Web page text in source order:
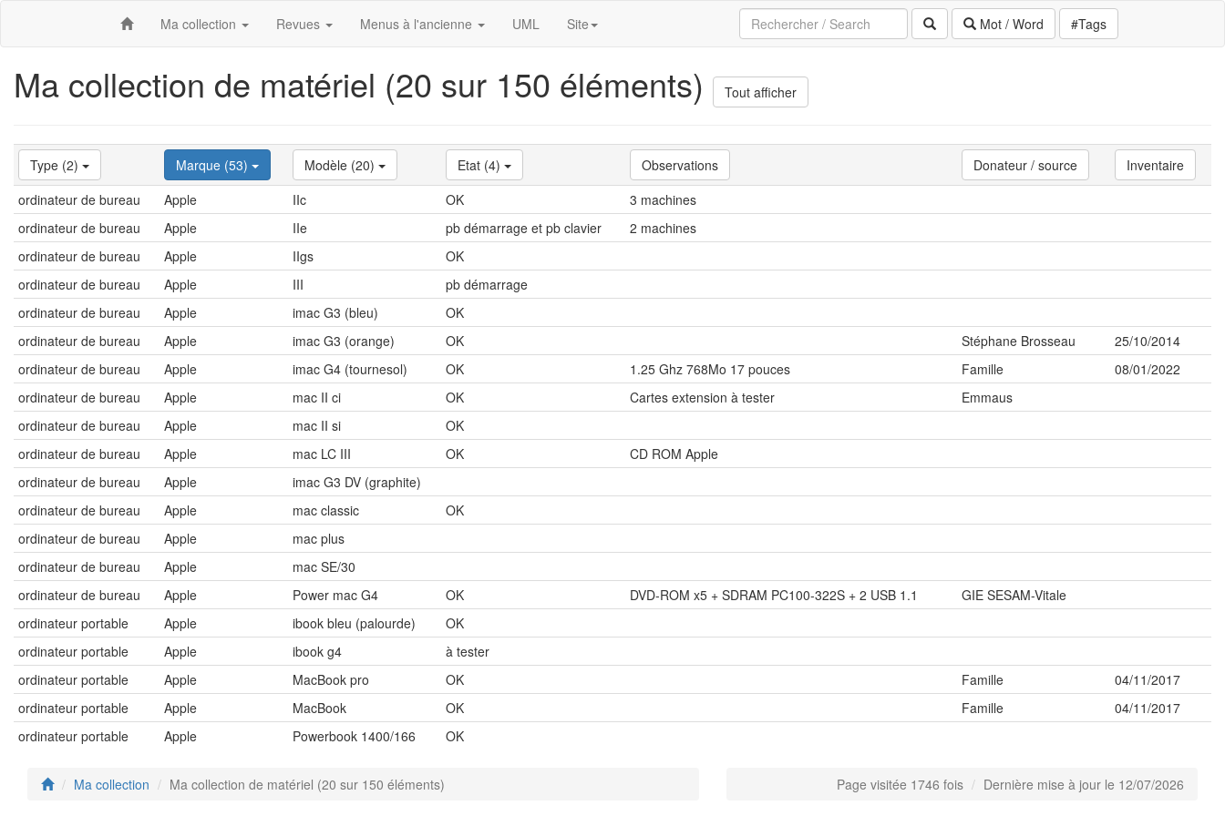
Ma collection Revues Menus à l'ancienne UML Site Mot / Word #Tags
Ma collection de matériel (20 sur 150 éléments) Tout afficher
Type (2) Marque (53) Modèle (20) Etat (4) Observations Donateur / source
Inventaire
ordinateur de bureau
Apple IIc OK
3 machines
ordinateur de bureau
Apple IIe pb démarrage et pb clavier
2 machines
ordinateur de bureau
Apple IIgs
OK
ordinateur de bureau
Apple III
pb démarrage
ordinateur de bureau
Apple imac G3 (bleu)
OK
ordinateur de bureau
Apple imac G3 (orange) OK Stéphane Brosseau
25/10/2014
ordinateur de bureau
Apple imac G4 (tournesol) OK 1.25 Ghz 768Mo 17 pouces Famille
08/01/2022
ordinateur de bureau
Apple mac II ci OK Cartes extension à tester
Emmaus
ordinateur de bureau
Apple mac II si
OK
ordinateur de bureau
Apple mac LC III OK
CD ROM Apple
ordinateur de bureau
Apple
imac G3 DV (graphite)
ordinateur de bureau
Apple mac classic
OK
ordinateur de bureau
Apple
mac plus
ordinateur de bureau
Apple
mac SE/30
ordinateur de bureau
Apple Power mac G4 OK DVD-ROM x5 + SDRAM PC100-322S + 2 USB 1.1
GIE SESAM-Vitale
ordinateur portable
Apple ibook bleu (palourde)
OK
ordinateur portable
Apple ibook g4
à tester
ordinateur portable
Apple MacBook pro OK Famille
04/11/2017
ordinateur portable
Apple MacBook OK Famille
04/11/2017
ordinateur portable
Apple Powerbook 1400/166 OK
Ma collection Ma collection de matériel (20 sur 150 éléments) Page visitée 1746 fois Dernière mise à jour le 12/07/2026